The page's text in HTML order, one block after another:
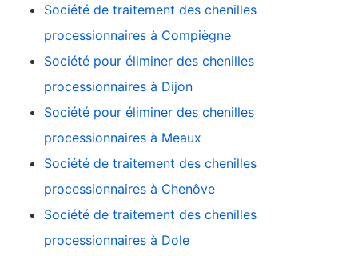
Société de traitement des chenilles
processionnaires à Compiègne
Société pour éliminer des chenilles
processionnaires à Dijon
Société pour éliminer des chenilles
processionnaires à Meaux
Société de traitement des chenilles
processionnaires à Chenôve
Société de traitement des chenilles
processionnaires à Dole